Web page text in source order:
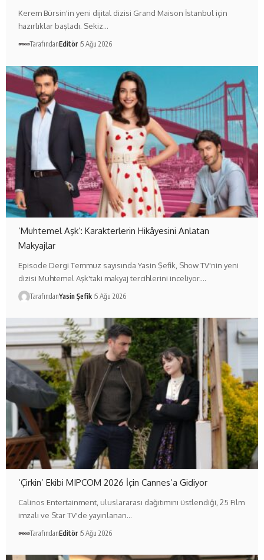
Kerem Bürsin'in yeni dijital dizisi Grand Maison İstanbul için
hazırlıklar başladı. Sekiz…
TarafındanEditör 5 Ağu 2026
‘Muhtemel Aşk’: Karakterlerin Hikâyesini Anlatan
Makyajlar
Episode Dergi Temmuz sayısında Yasin Şefik, Show TV'nin yeni
dizisi Muhtemel Aşk'taki makyaj tercihlerini inceliyor.…
TarafındanYasin Şefik 5 Ağu 2026
‘Çirkin’ Ekibi MIPCOM 2026 İçin Cannes’a Gidiyor
Calinos Entertainment, uluslararası dağıtımını üstlendiği, 25 Film
imzalı ve Star TV'de yayınlanan…
TarafındanEditör 5 Ağu 2026